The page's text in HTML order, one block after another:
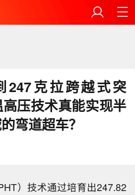
247克拉跨越式突
压技术真能实现半
弯道超车？
）技术通过培育出247.82